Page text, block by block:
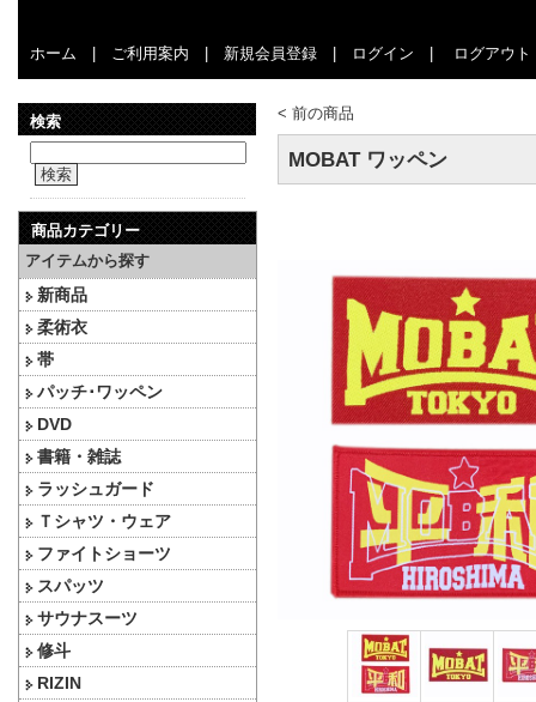
ホーム ご利用案内 新規会員登録 ログイン ログアウト
検索
検索
商品カテゴリー
アイテムから探す
新商品
柔術衣
帯
パッチ･ワッペン
DVD
書籍・雑誌
ラッシュガード
Ｔシャツ・ウェア
ファイトショーツ
スパッツ
サウナスーツ
修斗
RIZIN
< 前の商品
MOBAT ワッペン